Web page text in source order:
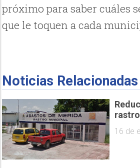
próximo para saber cuáles
que le toquen a cada
Noticias Relacionadas
16 de